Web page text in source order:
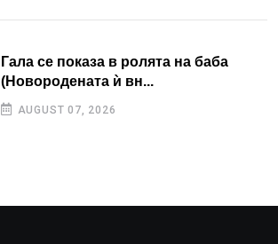
Гала се показа в ролята на баба
(Новородената ѝ вн...
AUGUST 07, 2026